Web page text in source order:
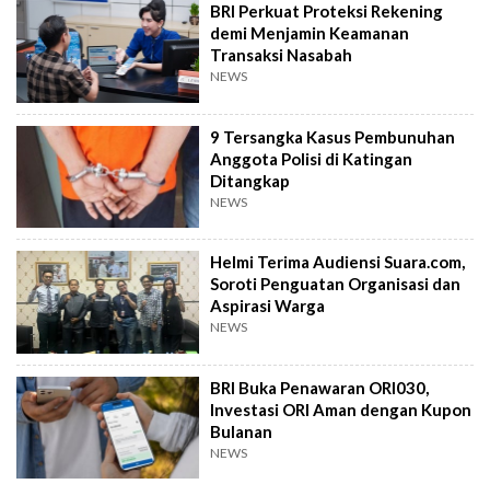
BRI Perkuat Proteksi Rekening
demi Menjamin Keamanan
Transaksi Nasabah
NEWS
9 Tersangka Kasus Pembunuhan
Anggota Polisi di Katingan
Ditangkap
NEWS
Helmi Terima Audiensi Suara.com,
Soroti Penguatan Organisasi dan
Aspirasi Warga
NEWS
BRI Buka Penawaran ORI030,
Investasi ORI Aman dengan Kupon
Bulanan
NEWS